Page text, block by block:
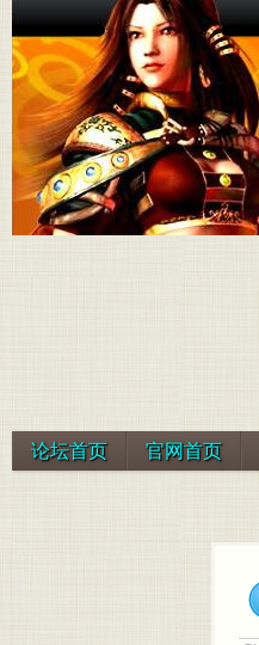
论坛首页 官网首页